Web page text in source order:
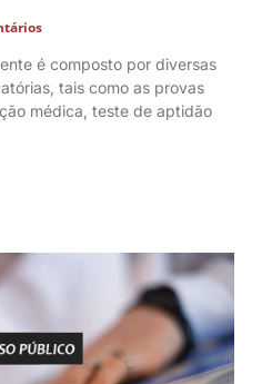
é composto por diversas
tais como as provas
médica, teste de aptidão